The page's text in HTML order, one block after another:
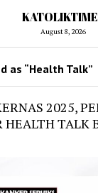
August 8, 2026
as “Health Talk”
2025,
HEALTH TALK